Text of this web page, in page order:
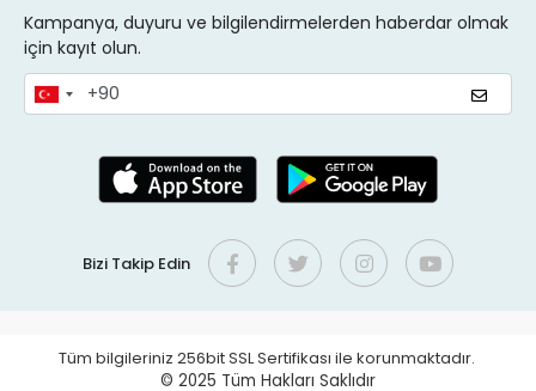
Kampanya, duyuru ve bilgilendirmelerden haberdar olmak
için kayıt olun.
Bizi Takip Edin
Tüm bilgileriniz 256bit SSL Sertifikası ile korunmaktadır.
© 2025 Tüm Hakları Saklıdır